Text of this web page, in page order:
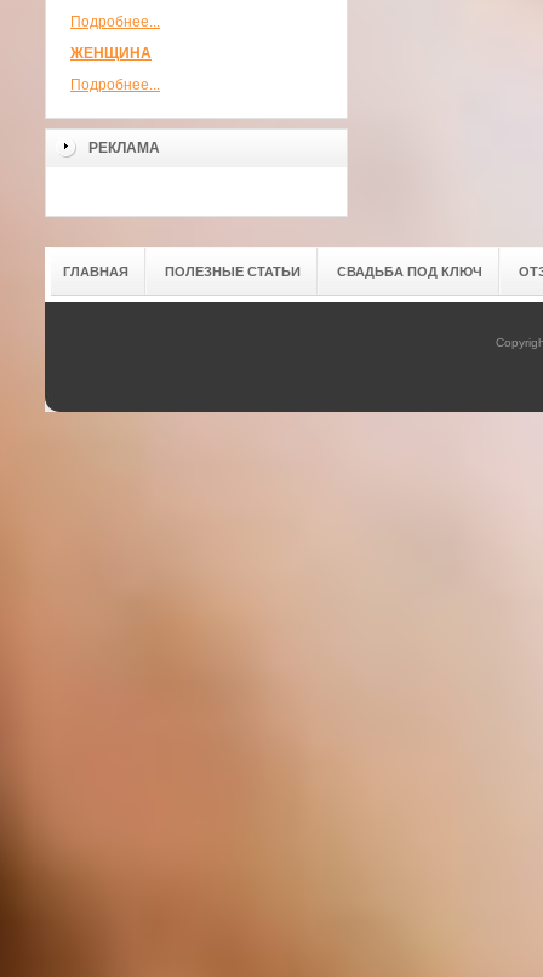
Подробнее...
ЖЕНЩИНА
Подробнее...
РЕКЛАМА
ГЛАВНАЯ ПОЛЕЗНЫЕ СТАТЬИ СВАДЬБА ПОД КЛЮЧ